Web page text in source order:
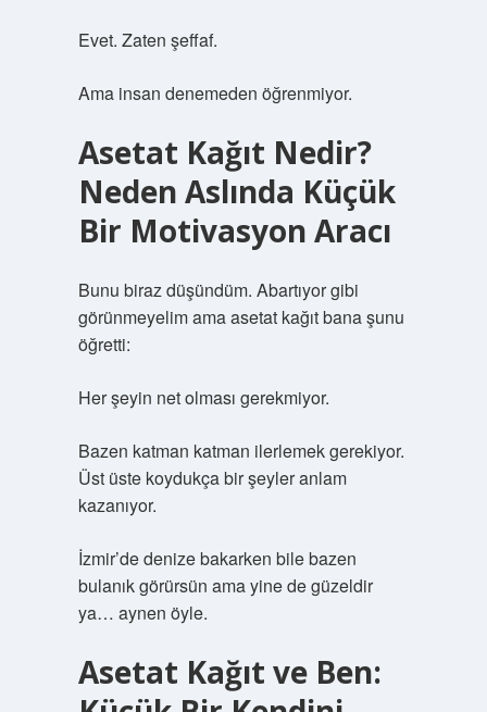
Evet. Zaten şeffaf.
Ama insan denemeden öğrenmiyor.
Asetat Kağıt Nedir?
Neden Aslında Küçük
Bir Motivasyon Aracı
Bunu biraz düşündüm. Abartıyor gibi
görünmeyelim ama asetat kağıt bana şunu
öğretti:
Her şeyin net olması gerekmiyor.
Bazen katman katman ilerlemek gerekiyor.
Üst üste koydukça bir şeyler anlam
kazanıyor.
İzmir’de denize bakarken bile bazen
bulanık görürsün ama yine de güzeldir
ya… aynen öyle.
Asetat Kağıt ve Ben: